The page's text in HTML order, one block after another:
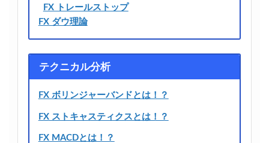
FX トレールストップ
FX ダウ理論
テクニカル分析
FX ボリンジャーバンドとは！？
FX ストキャスティクスとは！？
FX MACDとは！？